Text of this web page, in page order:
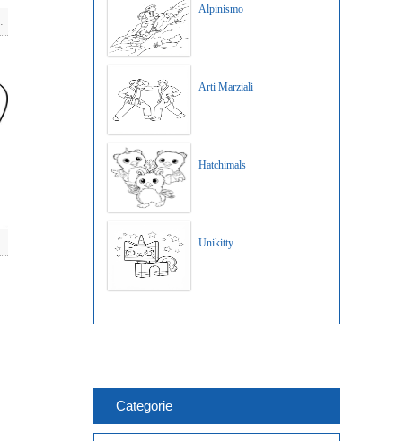
Alpinismo
Arti Marziali
Hatchimals
Unikitty
Categorie